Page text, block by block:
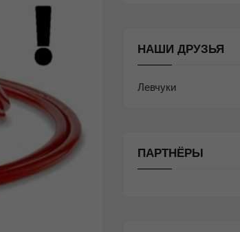
НАШИ ДРУЗЬЯ
Левчуки
ПАРТНЁРЫ